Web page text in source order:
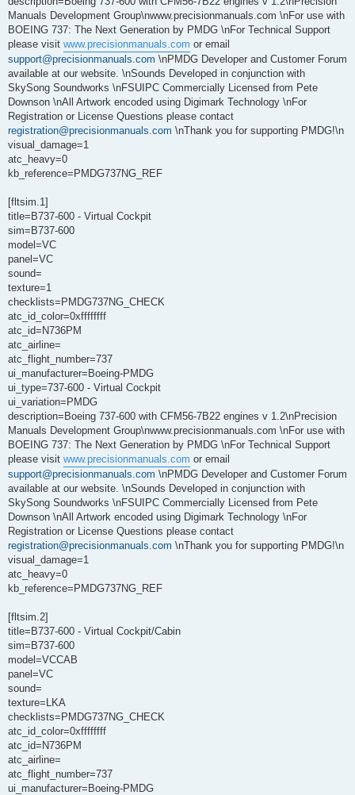
Manuals Development Group\nwww.precisionmanuals.com \nFor use with
BOEING 737: The Next Generation by PMDG \nFor Technical Support
please visit www.precisionmanuals.com or email
support@precisionmanuals.com \nPMDG Developer and Customer Forum
available at our website. \nSounds Developed in conjunction with
SkySong Soundworks \nFSUIPC Commercially Licensed from Pete
Downson \nAll Artwork encoded using Digimark Technology \nFor
Registration or License Questions please contact
registration@precisionmanuals.com \nThank you for supporting PMDG!\n
visual_damage=1
atc_heavy=0
kb_reference=PMDG737NG_REF
[fltsim.1]
title=B737-600 - Virtual Cockpit
sim=B737-600
model=VC
panel=VC
sound=
texture=1
checklists=PMDG737NG_CHECK
atc_id_color=0xffffffff
atc_id=N736PM
atc_airline=
atc_flight_number=737
ui_manufacturer=Boeing-PMDG
ui_type=737-600 - Virtual Cockpit
ui_variation=PMDG
description=Boeing 737-600 with CFM56-7B22 engines v 1.2\nPrecision
Manuals Development Group\nwww.precisionmanuals.com \nFor use with
BOEING 737: The Next Generation by PMDG \nFor Technical Support
please visit www.precisionmanuals.com or email
support@precisionmanuals.com \nPMDG Developer and Customer Forum
available at our website. \nSounds Developed in conjunction with
SkySong Soundworks \nFSUIPC Commercially Licensed from Pete
Downson \nAll Artwork encoded using Digimark Technology \nFor
Registration or License Questions please contact
registration@precisionmanuals.com \nThank you for supporting PMDG!\n
visual_damage=1
atc_heavy=0
kb_reference=PMDG737NG_REF
[fltsim.2]
title=B737-600 - Virtual Cockpit/Cabin
sim=B737-600
model=VCCAB
panel=VC
sound=
texture=LKA
checklists=PMDG737NG_CHECK
atc_id_color=0xffffffff
atc_id=N736PM
atc_airline=
atc_flight_number=737
ui_manufacturer=Boeing-PMDG